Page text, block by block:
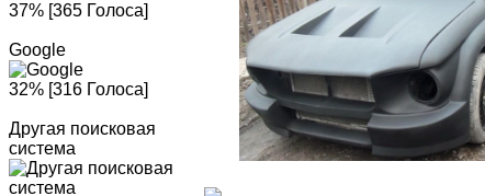
37% [365 Голоса]
Google
32% [316 Голоса]
Другая поисковая
система